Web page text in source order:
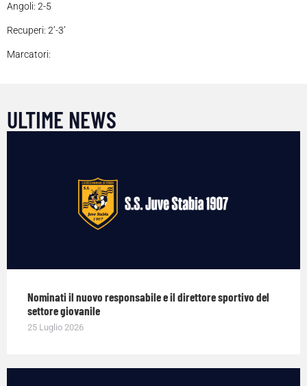
Angoli: 2-5
Recuperi: 2’-3’
Marcatori:
ULTIME NEWS
Nominati il nuovo responsabile e il direttore sportivo del
settore giovanile
25 Luglio 2026